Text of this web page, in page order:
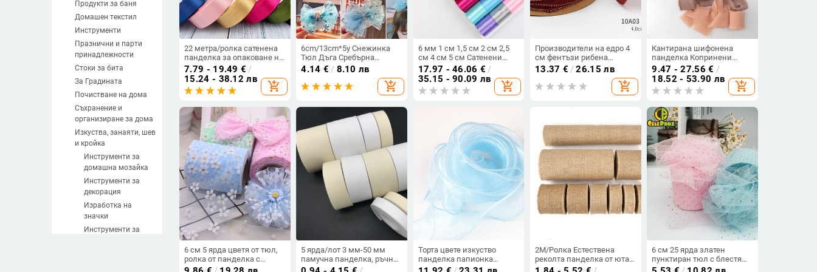
Продукти за баня
Домашен текстил
Инструменти
Празнични и парти
принадлежности
Стоки за бита
За Градината
Почистване на дома
Съхранение и
организиране за дома
Изкуства, занаяти, шев
и кройка
Инструменти за
домашна мoзайка
Инструменти за
декорация
Изработка на
значки
Инструменти за
22 метра/ролка сатенена
панделка за опаковане на
подарък Коледно парти
украса Ръчно изработени
панделки Направи си сам
Занаяти на руло 6 мм-50
7.79 - 19.49 € /
15.24 - 38.12 лв
add_shopping_cart
6cm/13cm*5y Снежинка
Тюл Дъга Сребърна
снежна звезда Направи
си сам ръчно изработена
бебешка рокля от плат
Коледа Сватба Рожден
4.14 € / 8.10 лв
add_shopping_cart
6 мм 1 см 1,5 см 2 см 2,5
см 4 см 5 см Сатенени
панделки Направи си сам
Рози от изкуствена
коприна Занаятчийски
принадлежности
17.97 - 46.06 € /
35.15 - 90.09 лв
add_shopping_cart
Производители на едро 4
см фентъзи рибена
опашка прежда цвете
опаковка декорация
панделка цветарски
магазин цветен материал
13.37 € /26.15 лв
add_shopping_cart
Кантирана шифонена
панделка Копринени
панделки Покана за
сватба Букет от плат
Панделки 3,8 см x 6,4 м
коледна украса Опаковка
9.47 - 27.56 € /
18.52 - 53.90 лв
add_shopping_cart
6 см 5 ярда цветя от тюл,
ролка от панделка с
маргаритки Направи си
5 ярда/лот 3 мм-50 мм
памучна панделка, ръчно
изработена за сватбена
Торта цвете изкуство
панделка папионка
прическа материал вълна
2M/Ролка Естествена
реколта панделка от юта
Лък Занаяти Шиене
6 см 25 ярда златен
пунктиран тюл с блестяща
панделка от органза,